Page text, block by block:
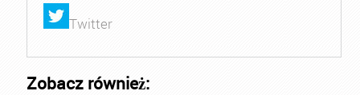
Twitter
Zobacz również: